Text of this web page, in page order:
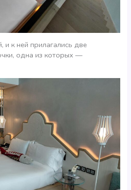
к ней прилагались две
одна из которых —